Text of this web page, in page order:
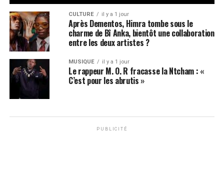
CULTURE il y a 1 jour
Après Dementos, Himra tombe sous le
charme de Bî Anka, bientôt une collaboration
entre les deux artistes ?
MUSIQUE il y a 1 jour
Le rappeur M. O. R fracasse la Ntcham : «
C’est pour les abrutis »
PUBLICITÉ